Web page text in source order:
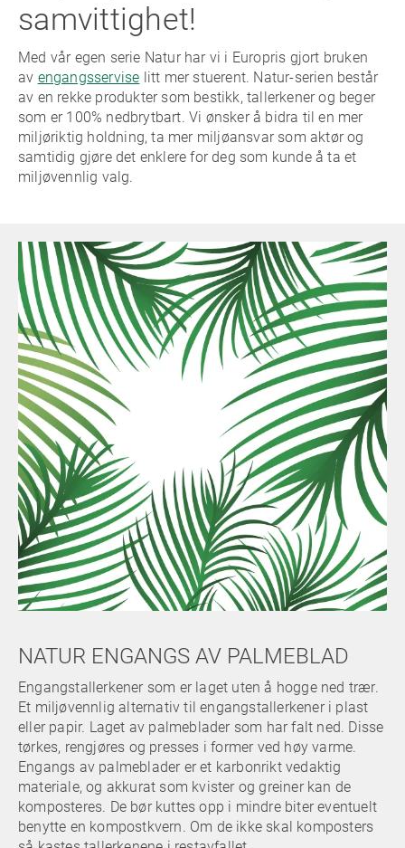
samvittighet!
Med vår egen serie Natur har vi i Europris gjort bruken
av engangsservise litt mer stuerent. Natur-serien består
av en rekke produkter som bestikk, tallerkener og beger
som er 100% nedbrytbart. Vi ønsker å bidra til en mer
miljøriktig holdning, ta mer miljøansvar som aktør og
samtidig gjøre det enklere for deg som kunde å ta et
miljøvennlig valg.
NATUR ENGANGS AV PALMEBLAD
Engangstallerkener som er laget uten å hogge ned trær.
Et miljøvennlig alternativ til engangstallerkener i plast
eller papir. Laget av palmeblader som har falt ned. Disse
tørkes, rengjøres og presses i former ved høy varme.
Engangs av palmeblader er et karbonrikt vedaktig
materiale, og akkurat som kvister og greiner kan de
komposteres. De bør kuttes opp i mindre biter eventuelt
benytte en kompostkvern. Om de ikke skal komposters